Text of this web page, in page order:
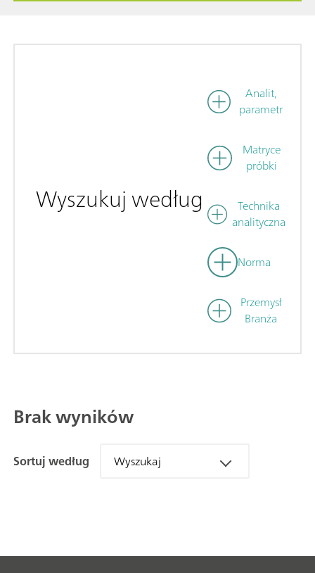
Wyszukuj według
Analit,
parametr
Matryce
próbki
Technika
analityczna
Norma
Przemysł
Branża
Brak wyników
Sortuj według Wyszukaj